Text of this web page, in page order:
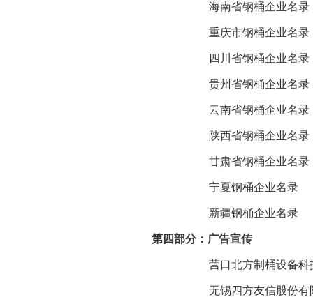
海南省钢桶企业名录
重庆市钢桶企业名录
四川省钢桶企业名录
贵州省钢桶企业名录
云南省钢桶企业名录
陕西省钢桶企业名录
甘肃省钢桶企业名录
宁夏钢桶企业名录
新疆钢桶企业名录
第四部分：广告宣传
营口北方制桶设备科
无锡四方友信股份有